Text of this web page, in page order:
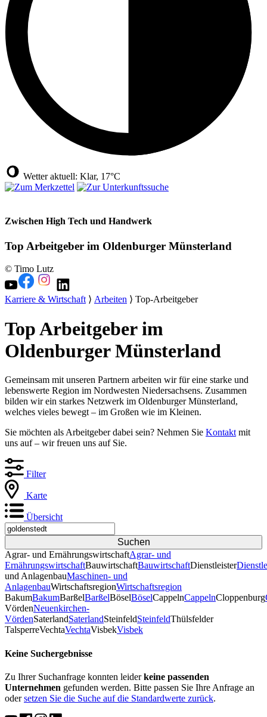
Wetter aktuell: Klar, 17°C
Zwischen High Tech und Handwerk
Top Arbeitgeber im Oldenburger Münsterland
© Timo Lutz
Karriere & Wirtschaft⟩ Arbeiten ⟩ Top-Arbeitgeber
Top Arbeitgeber im
Oldenburger Münsterland
Gemeinsam mit unseren Partnern arbeiten wir für eine starke und
lebenswerte Region im Nordwesten Niedersachsens. Zusammen
bilden wir ein starkes Netzwerk im Oldenburger Münsterland,
welches vieles bewegt – im Großen wie im Kleinen.
Sie möchten als Arbeitgeber dabei sein? Nehmen Sie Kontakt mit
uns auf – wir freuen uns auf Sie.
Filter
Karte
Übersicht
Agrar- und ErnährungswirtschaftAgrar- und
ErnährungswirtschaftBauwirtschaftBauwirtschaftDienstleister
und AnlagenbauMaschinen- und
AnlagenbauWirtschaftsregionWirtschaftsregion
BakumBakumBarßelBarßelBöselBöselCappelnCappelnCloppenburg
VördenNeuenkirchen-
VördenSaterlandSaterlandSteinfeldSteinfeldThülsfelder
TalsperreVechtaVechtaVisbekVisbek
Keine Suchergebnisse
Zu Ihrer Suchanfrage konnten leiderkeine passenden
Unternehmen gefunden werden. Bitte passen Sie Ihre Anfrage an
odersetzen Sie die Suche auf die Standardwerte zurück.